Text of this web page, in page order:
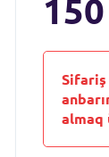
150
Sifariş
almaq